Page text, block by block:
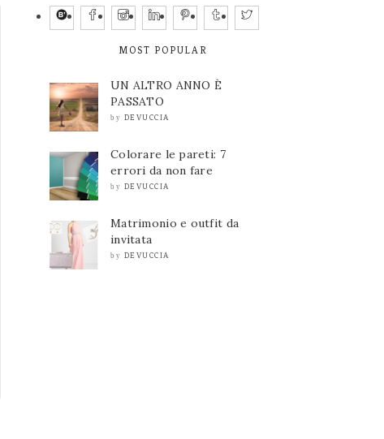
MOST POPULAR
UN ALTRO ANNO È
PASSATO
by DEVUCCIA
Colorare le pareti: 7
errori da non fare
by DEVUCCIA
Matrimonio e outfit da
invitata
by DEVUCCIA